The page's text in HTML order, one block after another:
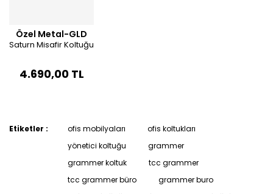
Özel Metal-GLD
Saturn Misafir Koltuğu
4.690,00 TL
Etiketler : ofis mobilyaları
ofis koltukları
yönetici koltuğu
grammer
grammer koltuk
tcc grammer
tcc grammer büro
grammer buro